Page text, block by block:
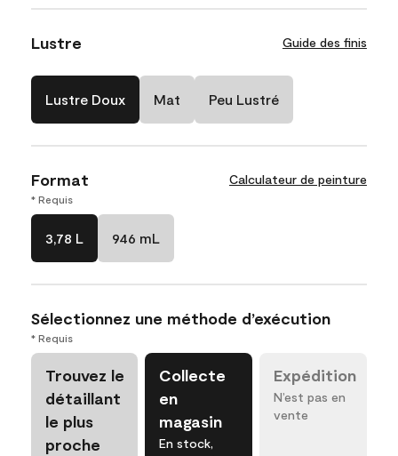
Lustre Guide des finis
Lustre Doux Mat Peu Lustré
Format Calculateur de peinture
* Requis
3,78 L 946 mL
Sélectionnez une méthode d’exécution
* Requis
Trouvez le
détaillant
le plus
proche
Collecte
en
magasin
En stock,
Expédition
N’est pas en
vente